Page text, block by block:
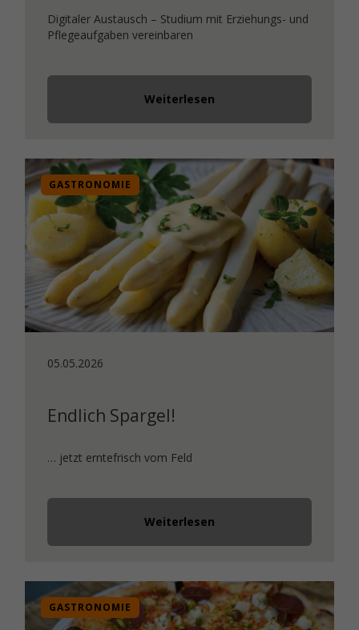
Digitaler Austausch – Studium mit Erziehungs- und
Pflegeaufgaben vereinbaren
Weiterlesen
GASTRONOMIE
05.05.2026
Endlich Spargel!
… jetzt erntefrisch vom Feld
Weiterlesen
GASTRONOMIE